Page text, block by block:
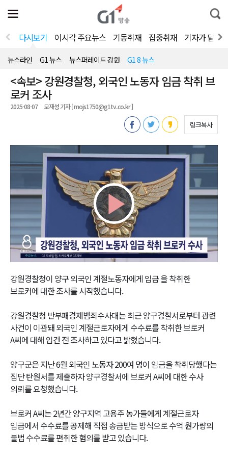
전
체
뉴
열
통
합
색
다시보기 이시각 주요뉴스 기동취재 집중취재 기자가 달려
뉴스라인 G1 뉴스 뉴스퍼레이드 강원 G1 8 뉴스
<속보> 강원경찰청, 외국인 노동자 임금 착취 브
로커 조사
2025-08-07 모재성 기자 [ mojs1750@g1tv.co.kr ]
링크복사
Play
Video
강원경찰청이 양구 외국인 계절노동자에게 임금 을 착취한
브로커에 대한 조사를 시작했습니다.
강원경찰청 반부패경제범죄수사대는 최근 양구경찰서로부터 관련
사건이 이관돼 외국인 계절근로자에게 수수료를 착취한 브로커
A씨에 대해 입건 전 조사하고 있다고 밝혔습니다.
양구군은 지난 6월 외국인 노동자 200여 명이 임금을 착취당했다는
집단 탄원서를 제출하자 양구경찰서에 브로커 A씨에 대한 수사
의뢰를 요청했습니다.
브로커 A씨는 2년간 양구지역 고용주 농가들에게 계절근로자
임금에서 수수료를 공제해 직접 송금받는 방식으로 수억 원가량의
불법 수수료를 편취한 혐의를 받고 있습니다.